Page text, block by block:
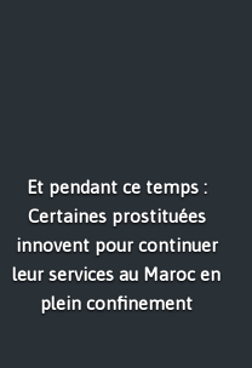
Et pendant ce temps :
Certaines prostituées
innovent pour continuer
leur services au Maroc en
plein confinement